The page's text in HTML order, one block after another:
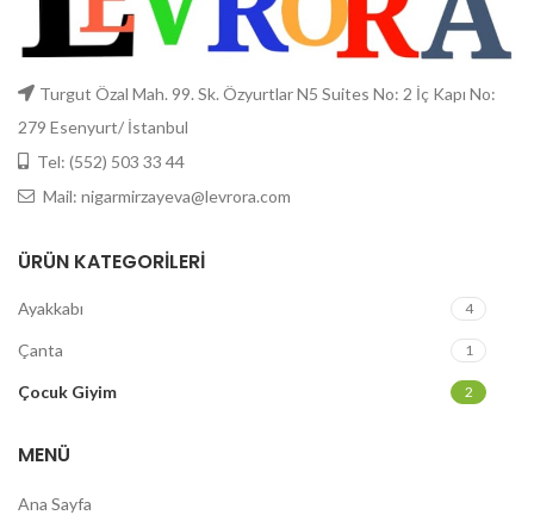
Turgut Özal Mah. 99. Sk. Özyurtlar N5 Suites No: 2 İç Kapı No:
279 Esenyurt/ İstanbul
Tel: (552) 503 33 44
Mail: nigarmirzayeva@levrora.com
ÜRÜN KATEGORILERI
Ayakkabı 4
Çanta 1
Çocuk Giyim 2
MENÜ
Ana Sayfa